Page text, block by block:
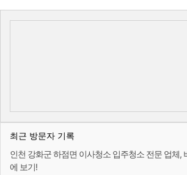
최근 방문자 기록
인천 강화군 하점면 이사청소 입주청소 전문 업체,
에 보기!